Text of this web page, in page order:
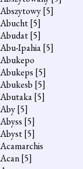
Abszytowy[5]
Abucht[5]
Abudat[5]
Abu-Ipahia[5]
Abukepo
Abukeps [5]
Abukesb [5]
Abutaka[5]
Aby[5]
Abyss [5]
Abyst[5]
Acamarchis
Acan[5]